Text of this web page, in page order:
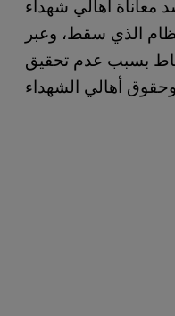
الذي سقط، وعبر
بسبب عدم تحقيق